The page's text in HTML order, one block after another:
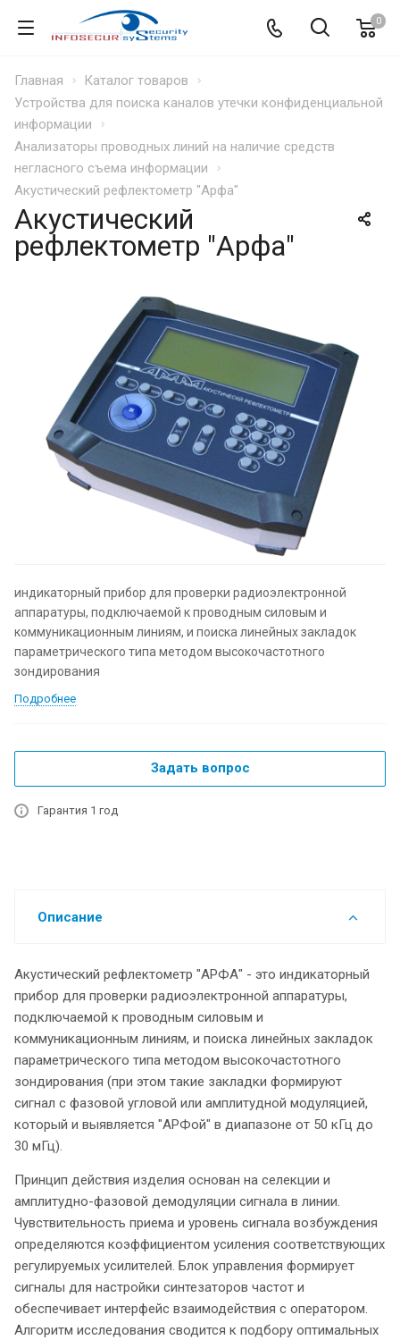
0
Главная
Каталог товаров
Устройства для поиска каналов утечки конфиденциальной
информации
Анализаторы проводных линий на наличие средств
негласного съема информации
Акустический рефлектометр "Арфа"
Акустический
рефлектометр "Арфа"
индикаторный прибор для проверки радиоэлектронной
аппаратуры, подключаемой к проводным силовым и
коммуникационным линиям, и поиска линейных закладок
параметрического типа методом высокочастотного
зондирования
Подробнее
Задать вопрос
Гарантия 1 год
Описание
Акустический рефлектометр "АРФА" - это индикаторный
прибор для проверки радиоэлектронной аппаратуры,
подключаемой к проводным силовым и
коммуникационным линиям, и поиска линейных закладок
параметрического типа методом высокочастотного
зондирования (при этом такие закладки формируют
сигнал с фазовой угловой или амплитудной модуляцией,
который и выявляется "АРФой" в диапазоне от 50 кГц до
30 мГц).
Принцип действия изделия основан на селекции и
амплитудно-фазовой демодуляции сигнала в линии.
Чувствительность приема и уровень сигнала возбуждения
определяются коэффициентом усиления соответствующих
регулируемых усилителей. Блок управления формирует
сигналы для настройки синтезаторов частот и
обеспечивает интерфейс взаимодействия с оператором.
Алгоритм исследования сводится к подбору оптимальных